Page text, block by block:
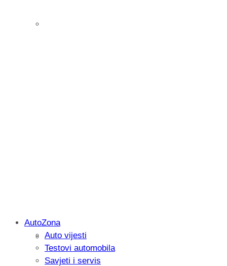
Savjetujemo: Što učiniti kada vaš
AutoZona
Auto vijesti
Testovi automobila
Savjeti i servis